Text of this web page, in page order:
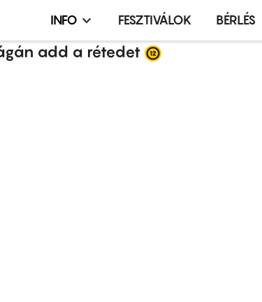
Infó,
esemény,
INFO FESZTIVÁLOK BÉRLÉS
add a rétedet